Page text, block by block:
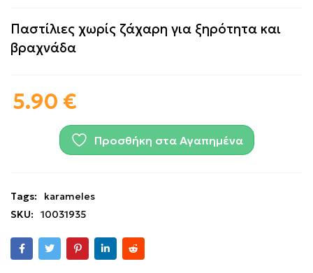
Παστίλιες χωρίς ζάχαρη για ξηρότητα και
βραχνάδα
5.90 €
Προσθήκη στα Αγαπημένα
Tags:
karameles
SKU:
10031935